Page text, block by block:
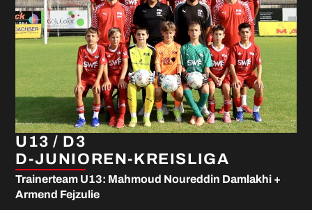
U13 / D3
D-JUNIOREN-KREISLIGA
Trainerteam U13: Mahmoud Noureddin Damlakhi +
Armend Fejzulie